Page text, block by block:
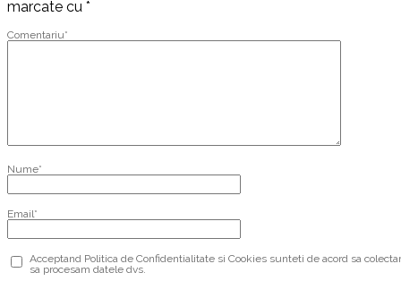
marcate cu *
Comentariu*
Nume*
Email*
Acceptand Politica de Confidentialitate si Cookies sunteti de acord sa
sa procesam datele dvs.